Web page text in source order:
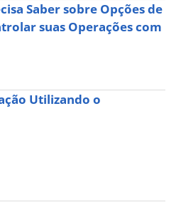
Saber sobre Opções de
suas Operações com
Utilizando o